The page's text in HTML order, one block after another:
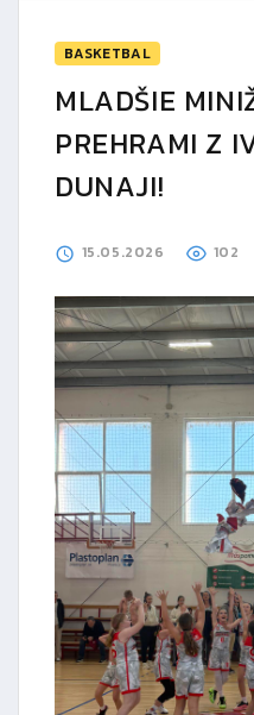
BASKETBAL
MLADŠIE
PREHRAMI Z
DUNAJI!
15.05.2026 102